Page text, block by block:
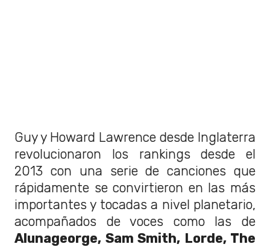
Guy y Howard Lawrence desde Inglaterra
revolucionaron los rankings desde el
2013 con una serie de canciones que
rápidamente se convirtieron en las más
importantes y tocadas a nivel planetario,
acompañados de voces como las de
Alunageorge, Sam Smith, Lorde, The